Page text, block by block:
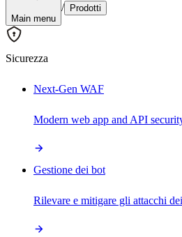
Main menu
/ Prodotti
Sicurezza
Next-Gen WAF
Modern web app and API
Gestione dei bot
Rilevare e mitigare gli attacchi